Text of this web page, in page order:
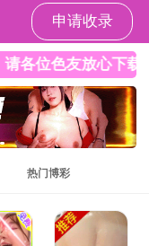
机构设置